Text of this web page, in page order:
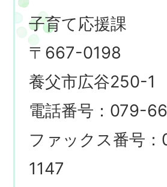
子育て応援課
〒667-0198
養父市広谷250-1
電話番号：079-
ファックス番号
1147